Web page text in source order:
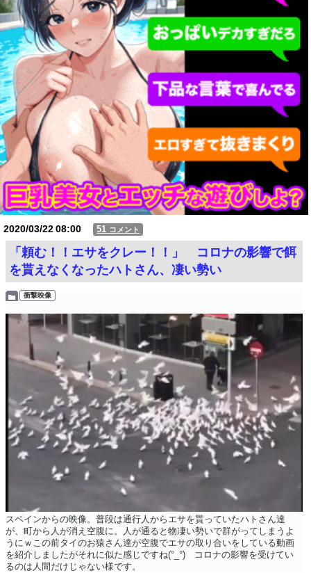
2020/03/2208:00 51 コメント
「頼む！！エサをクレー！！」 コロナの影響で餌
を貰えなくなったハトさん、凄い勢い
衝撃映像
スペインからの映像。普段は通行人からエサを貰っていたハトさん達
が、町から人が消え空腹に。人が通ると物凄い勢いで群がってしまうよ
うにｗこの前タイのお猿さん達が空腹でエサの取り合いをしている動画
を紹介しましたがそれに似た感じですね(°_°) コロナの影響を受けてい
るのは人間だけじゃない様です。